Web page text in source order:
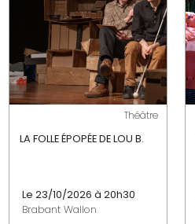
Théâtre
LA FOLLE ÉPOPÉE DE LOU B.
Le 23/10/2026 à 20h30
Brabant Wallon